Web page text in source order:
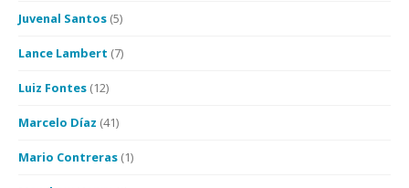
Juvenal Santos (5)
Lance Lambert (7)
Luiz Fontes (12)
Marcelo Díaz (41)
Mario Contreras (1)